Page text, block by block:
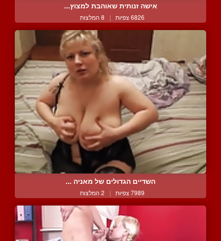
אישה זנותית שאוהבת למצוץ...
6826 צפיות | 8 המלצות
השדיים הגדולים של מאניה ...
7989 צפיות | 2 המלצות